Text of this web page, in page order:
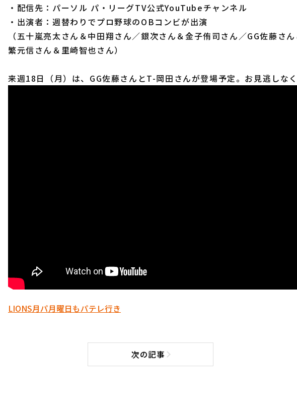
・配信先：パーソル パ・リーグTV公式YouTubeチャンネル
・出演者：週替わりでプロ野球のOBコンビが出演
（五十嵐亮太さん＆中田翔さん／銀次さん＆金子侑司さん／GG佐藤さ
繁元信さん＆里崎智也さん）
来週18日（月）は、GG佐藤さんとT-岡田さんが登場予定。お見逃しなく
LIONS月パ月曜日もパテレ行き
次の記事次の記事へ